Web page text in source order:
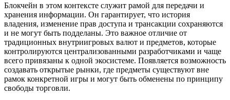
Блокчейн в этом контексте служит рамой для передачи и
хранения информации. Он гарантирует, что история
владения, изменение прав доступа и трансакции сохраняются
и не могут быть подделаны. Это важное отличие от
традиционных внутриигровых валют и предметов, которые
контролируются централизованными разработчиками и чаще
всего привязаны к одной экосистеме. Появляется возможность
создавать открытые рынки, где предметы существуют вне
рамок конкретной игры и могут быть обменены по принципу
свободы торговли.